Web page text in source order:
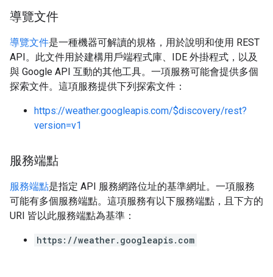
導覽文件
導覽文件是一種機器可解讀的規格，用於說明和使用 REST
API。此文件用於建構用戶端程式庫、IDE 外掛程式，以及
與 Google API 互動的其他工具。一項服務可能會提供多個
探索文件。這項服務提供下列探索文件：
https://weather.googleapis.com/$discovery/rest?
version=v1
服務端點
服務端點是指定 API 服務網路位址的基準網址。一項服務
可能有多個服務端點。這項服務有以下服務端點，且下方的
URI 皆以此服務端點為基準：
https://weather.googleapis.com